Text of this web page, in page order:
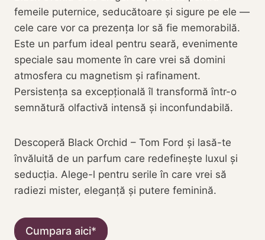
femeile puternice, seducătoare și sigure pe ele —
cele care vor ca prezența lor să fie memorabilă.
Este un parfum ideal pentru seară, evenimente
speciale sau momente în care vrei să domini
atmosfera cu magnetism și rafinament.
Persistența sa excepțională îl transformă într-o
semnătură olfactivă intensă și inconfundabilă.
Descoperă Black Orchid – Tom Ford și lasă-te
învăluită de un parfum care redefinește luxul și
seducția. Alege-l pentru serile în care vrei să
radiezi mister, eleganță și putere feminină.
Cumpara aici